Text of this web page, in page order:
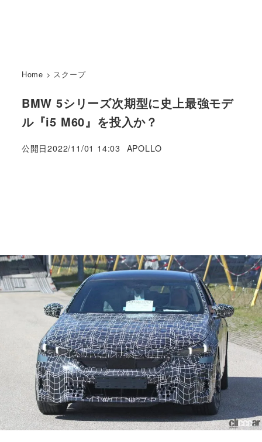
Home > スクープ
BMW 5シリーズ次期型に史上最強モデ
ル『i5 M60』を投入か？
公開日2022/11/01 14:03
著
APOLLO